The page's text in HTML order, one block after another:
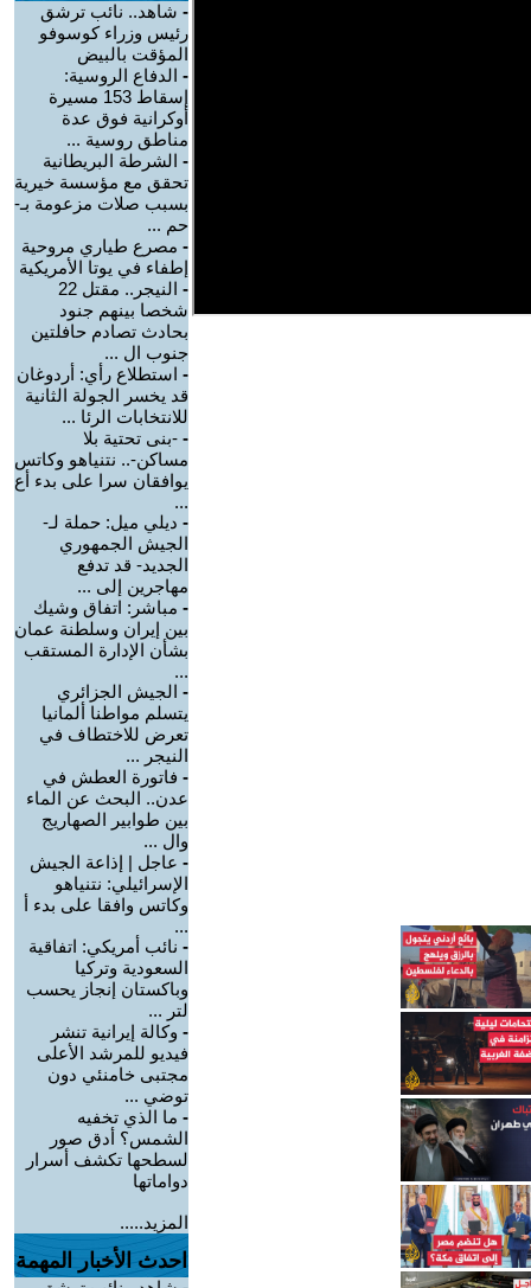
- شاهد.. نائب ترشق
رئيس وزراء كوسوفو
المؤقت بالبيض
- الدفاع الروسية:
إسقاط 153 مسيرة
أوكرانية فوق عدة
مناطق روسية ...
- الشرطة البريطانية
تحقق مع مؤسسة خيرية
بسبب صلات مزعومة بـ-
حم ...
- مصرع طياري مروحية
إطفاء في يوتا الأمريكية
-
النيجر.. مقتل 22
شخصا بينهم جنود
بحادث تصادم حافلتين
جنوب ال ...
- استطلاع رأي: أردوغان
قد يخسر الجولة الثانية
للانتخابات الرئا ...
- -بنى تحتية بلا
مساكن-.. نتنياهو وكاتس
يوافقان سرا على بدء أع
...
- ديلي ميل: حملة لـ-
الجيش الجمهوري
الجديد- قد تدفع
مهاجرين إلى ...
- مباشر: اتفاق وشيك
بين إيران وسلطنة عمان
بشأن الإدارة المستقب
...
- الجيش الجزائري
يتسلم مواطنا ألمانيا
تعرض للاختطاف في
النيجر ...
- فاتورة العطش في
عدن.. البحث عن الماء
بين طوابير الصهاريج
وال ...
- عاجل | إذاعة الجيش
الإسرائيلي: نتنياهو
وكاتس وافقا على بدء أ
...
- نائب أمريكي: اتفاقية
السعودية وتركيا
وباكستان إنجاز يحسب
لتر ...
- وكالة إيرانية تنشر
فيديو للمرشد الأعلى
مجتبى خامنئي دون
توضي ...
- ما الذي تخفيه
الشمس؟ أدق صور
لسطحها تكشف أسرار
دواماتها
المزيد.....
احدث الأخبار المهمة